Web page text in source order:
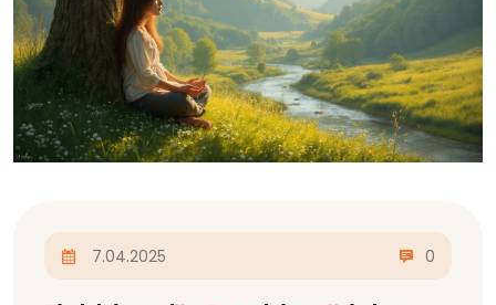
7.04.2025 0